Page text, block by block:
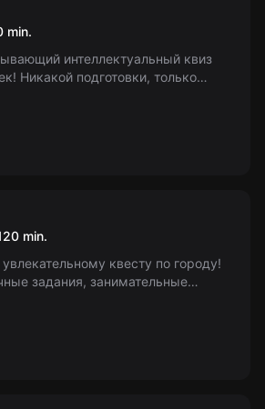
min.
интеллектуальный квиз
Никакой подготовки, только
где
мечты
min.
квесту по городу!
задания, занимательные